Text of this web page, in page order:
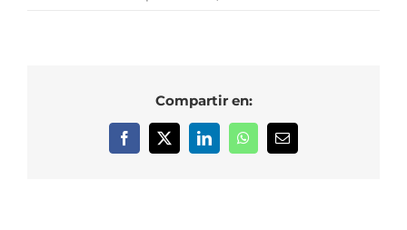
Compartir en:
Facebook
X LinkedInWhatsAppCorreo